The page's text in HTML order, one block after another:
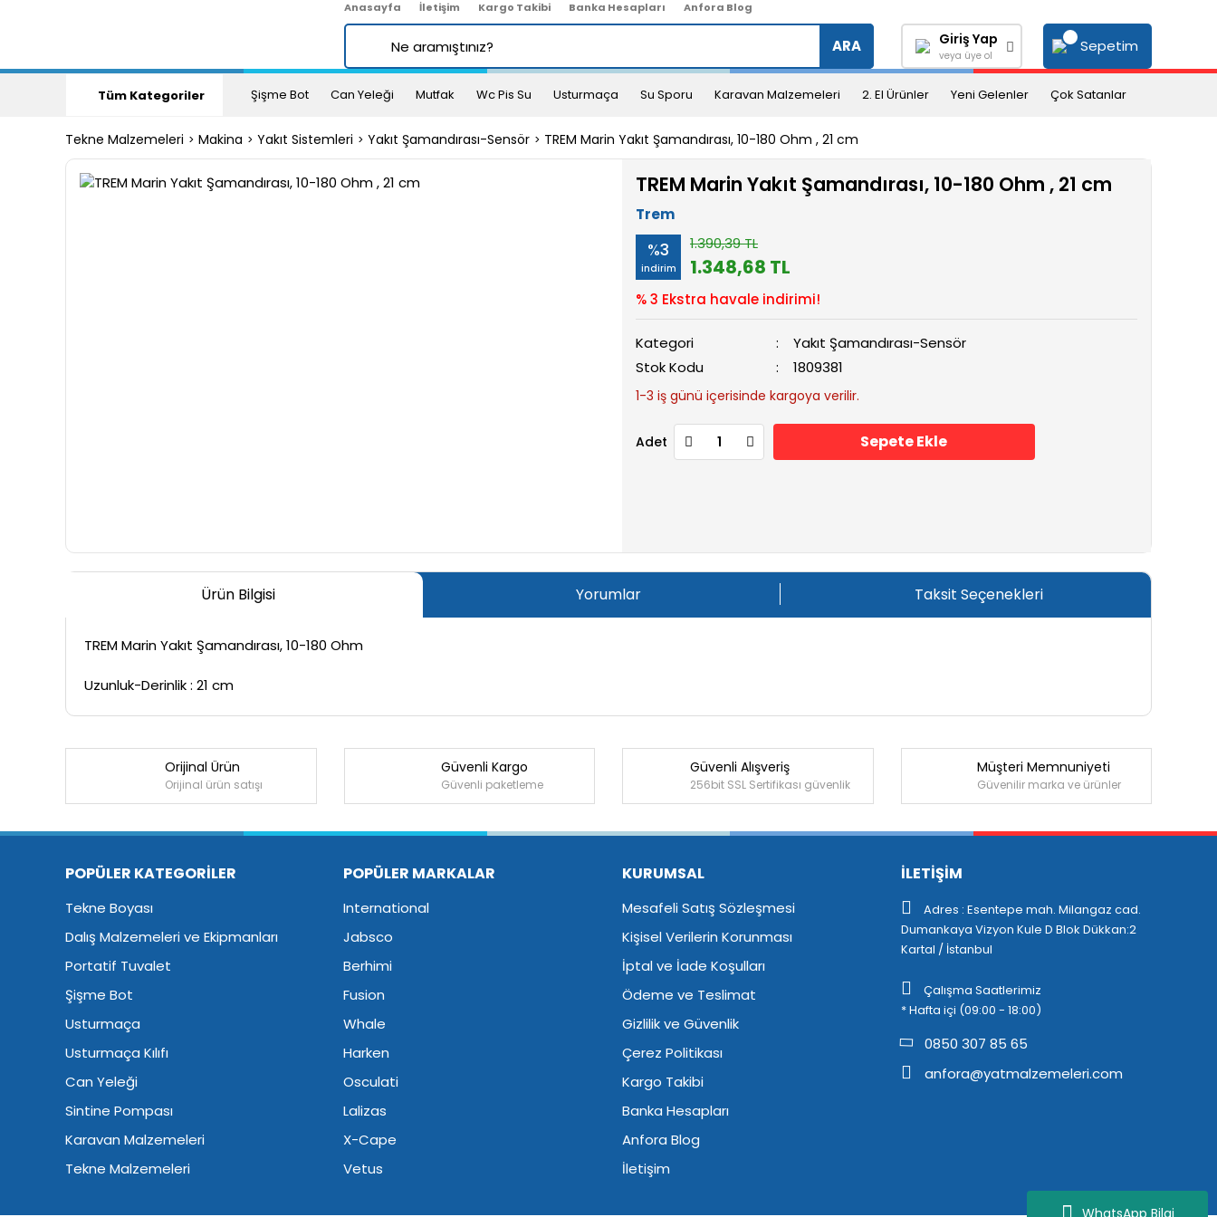
WhatsApp Bilgi
Anasayfa İletişim Kargo Takibi Banka Hesapları Anfora Blog
ARA Giriş Yap
veya üye ol
Sepetim
Tüm Kategoriler Şişme Bot Can Yeleği Mutfak Wc Pis Su Usturmaça Su Sporu Karavan Malzemeleri 2. El Ürünler Yeni Gelenler Çok Satanlar
Tekne Malzemeleri Makina Yakıt Sistemleri Yakıt Şamandırası-Sensör TREM Marin Yakıt Şamandırası, 10-180 Ohm , 21 cm
TREM Marin Yakıt Şamandırası, 10-180 Ohm , 21 cm
Trem
%3
indirim
1.390,39 TL
1.348,68 TL
% 3 Ekstra havale indirimi!
Kategori
Yakıt Şamandırası-Sensör
Stok Kodu
1809381
1-3 iş günü içerisinde kargoya verilir.
Adet Sepete Ekle
Ürün Bilgisi Yorumlar Taksit Seçenekleri
TREM Marin Yakıt Şamandırası, 10-180 Ohm
Uzunluk-Derinlik : 21 cm
Bu ürüne ilk yorumu siz yapın!
Orijinal Ürün
Orijinal ürün satışı
Güvenli Kargo
Güvenli paketleme
Güvenli Alışveriş
256bit SSL Sertifikası güvenlik
Müşteri Memnuniyeti
Güvenilir marka ve ürünler
POPÜLER KATEGORİLER
Tekne Boyası
Dalış Malzemeleri ve Ekipmanları
Portatif Tuvalet
Şişme Bot
Usturmaça
Usturmaça Kılıfı
Can Yeleği
Sintine Pompası
Karavan Malzemeleri
Tekne Malzemeleri
POPÜLER MARKALAR
International
Jabsco
Berhimi
Fusion
Whale
Harken
Osculati
Lalizas
X-Cape
Vetus
KURUMSAL
Mesafeli Satış Sözleşmesi
Kişisel Verilerin Korunması
İptal ve İade Koşulları
Ödeme ve Teslimat
Gizlilik ve Güvenlik
Çerez Politikası
Kargo Takibi
Banka Hesapları
Anfora Blog
İletişim
İLETİŞİM
Adres : Esentepe mah. Milangaz cad.
Dumankaya Vizyon Kule D Blok Dükkan:2
Kartal / İstanbul
Çalışma Saatlerimiz
* Hafta içi (09:00 - 18:00)
0850 307 85 65
anfora@yatmalzemeleri.com